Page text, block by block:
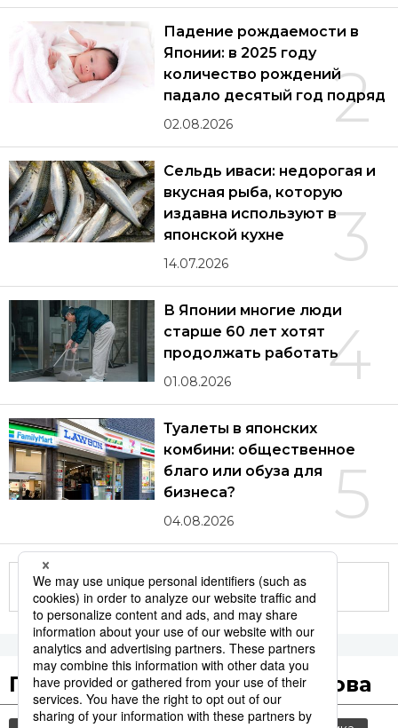
2
Падение рождаемости в
Японии: в 2025 году
количество рождений
падало десятый год подряд
02.08.2026
3
Сельдь иваси: недорогая и
вкусная рыба, которую
издавна используют в
японской кухне
14.07.2026
4
В Японии многие люди
старше 60 лет хотят
продолжать работать
01.08.2026
5
Туалеты в японских
комбини: общественное
благо или обуза для
бизнеса?
04.08.2026
Другие статьи по теме
Популярные поисковые слова